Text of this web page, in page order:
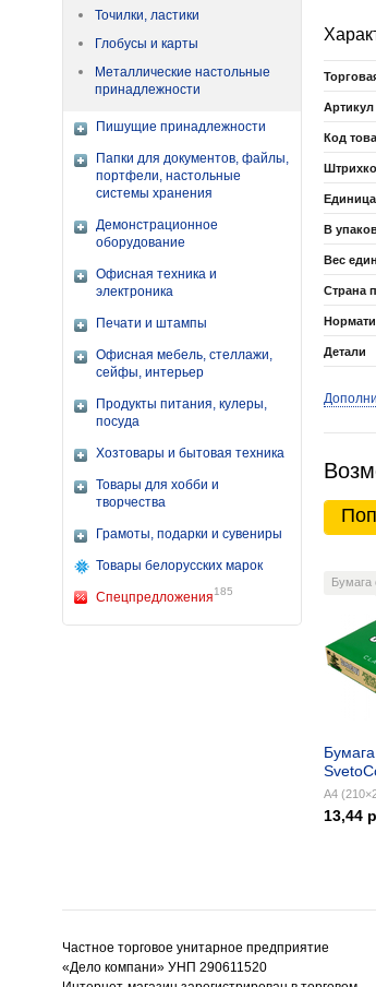
Точилки, ластики
Глобусы и карты
Металлические настольные
принадлежности
Пишущие принадлежности
Папки для документов, файлы,
портфели, настольные
системы хранения
Демонстрационное
оборудование
Офисная техника и
электроника
Печати и штампы
Офисная мебель, стеллажи,
сейфы, интерьер
Продукты питания, кулеры,
посуда
Хозтовары и бытовая техника
Товары для хобби и
творчества
Грамоты, подарки и сувениры
Товары белорусских марок
Спецпредложения185
Артикул
Код
В
Вес
Страна
Детали
Бумага
А4
13,44
Частное торговое унитарное предприятие
«Дело компани» УНП 290611520